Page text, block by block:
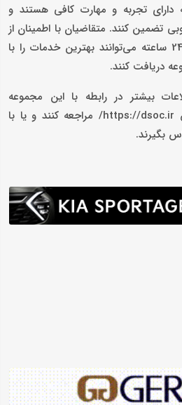
دارای تجربه و مهارت کافی هستند و
تضمین کنند. متقاضیان با اطمینان از
کیفیت خدمات و پشتیبانی 24 ساعته می‌توانند بهترین خدمات را با
دریافت کنند.
بیشتر در رابطه با این مجموعه
می‌توانند به سایت به آدرس https://dsoc.ir/ مراجعه کنند و یا با